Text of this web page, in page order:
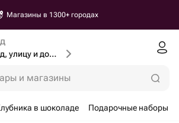
Магазины в 1300+ городах
Введите город, улицу и дом доставки
и магазины
в шоколаде Подарочные наборы